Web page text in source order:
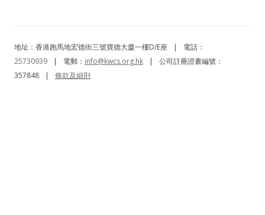
地址：香港跑馬地宏德街三號寶德大廈一樓D/E座
電話：
25730939
電郵： info@kwcs.org.hk
公司註冊證書編號：
357848
條款及細則